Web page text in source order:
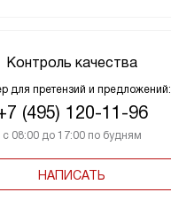
Контроль качества
для претензий и предложений:
(495) 120-11-96
с 08:00 до 17:00 по будням
НАПИСАТЬ